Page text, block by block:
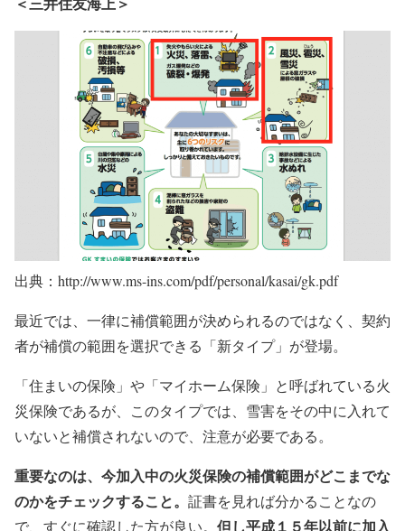
出典：http://www.ms-ins.com/pdf/personal/kasai/gk.pdf
最近では、一律に補償範囲が決められるのではなく、契約
者が補償の範囲を選択できる「新タイプ」が登場。
「住まいの保険」や「マイホーム保険」と呼ばれている火
災保険であるが、このタイプでは、雪害をその中に入れて
いないと補償されないので、注意が必要である。
重要なのは、今加入中の火災保険の補償範囲がどこまでな
のかをチェックすること。 証書を見れば分かることなの
で、すぐに確認した方が良い。 但し平成１５年以前に加入